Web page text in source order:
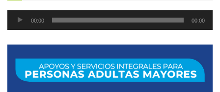
Reproductor
00:00 00:00